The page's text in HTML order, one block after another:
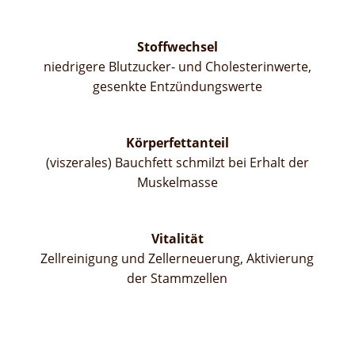
Stoffwechsel
niedrigere Blutzucker- und Cholesterinwerte,
gesenkte Entzündungswerte
Körperfettanteil
(viszerales) Bauchfett schmilzt bei Erhalt der
Muskelmasse
Vitalität
Zellreinigung und Zellerneuerung, Aktivierung
der Stammzellen